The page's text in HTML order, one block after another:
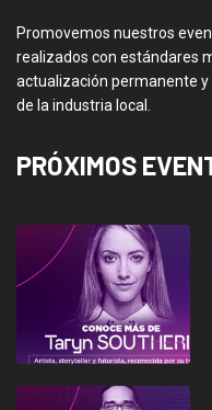
Promovemos nuestros
realizados con estándares
actualización permanente
de la industria local.
PRÓXIMOS